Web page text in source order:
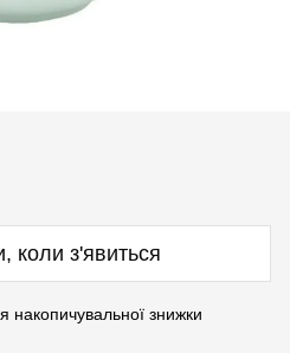
коли з'явиться
накопичувальної знижки